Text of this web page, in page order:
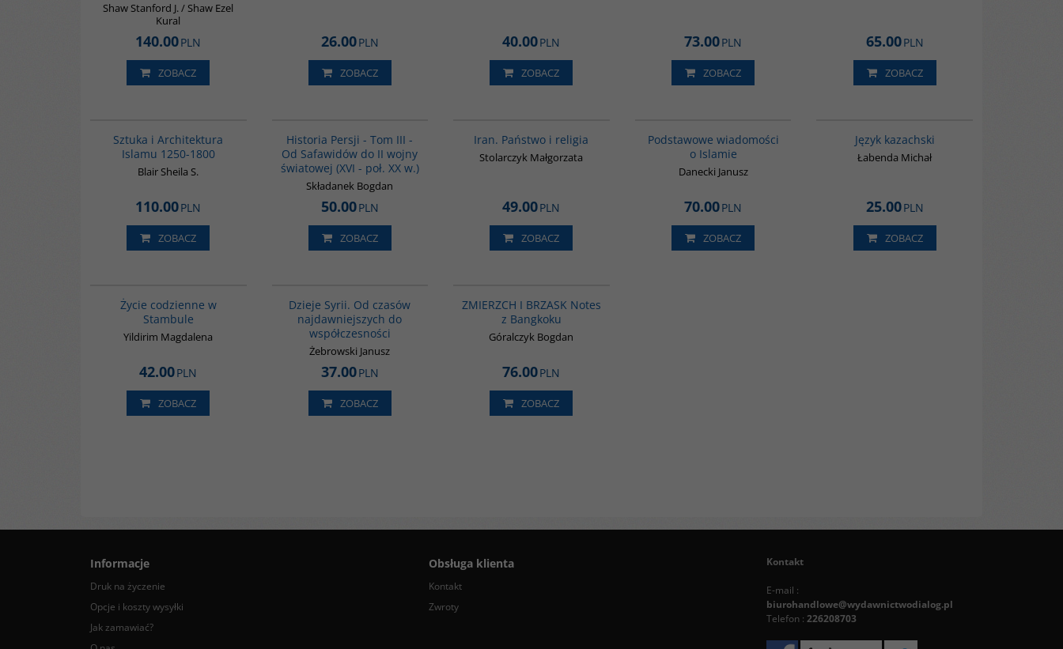
Shaw Stanford J. / Shaw Ezel
Kural
140.00PLN
ZOBACZ
26.00PLN
ZOBACZ
40.00PLN
ZOBACZ
73.00PLN
ZOBACZ
65.00PLN
ZOBACZ
Sztuka i Architektura
Islamu 1250-1800
Blair Sheila S.
110.00PLN
ZOBACZ
Historia Persji - Tom III -
Od Safawidów do II wojny
światowej (XVI - poł. XX w.)
Składanek Bogdan
50.00PLN
ZOBACZ
Iran. Państwo i religia
Stolarczyk Małgorzata
49.00PLN
ZOBACZ
Podstawowe wiadomości
o Islamie
Danecki Janusz
70.00PLN
ZOBACZ
Język kazachski
Łabenda Michał
25.00PLN
ZOBACZ
Życie codzienne w
Stambule
Yildirim Magdalena
42.00PLN
ZOBACZ
Dzieje Syrii. Od czasów
najdawniejszych do
współczesności
Żebrowski Janusz
37.00PLN
ZOBACZ
ZMIERZCH I BRZASK Notes
z Bangkoku
Góralczyk Bogdan
76.00PLN
ZOBACZ
Informacje
Druk na życzenie
Opcje i koszty wysyłki
Jak zamawiać?
Obsługa klienta
Kontakt
Zwroty
Kontakt
E-mail :
biurohandlowe@wydawnictwodialog.pl
Telefon : 226208703